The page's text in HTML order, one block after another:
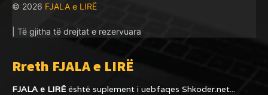
© 2026 FJALA e LIRË
| Të gjitha të drejtat e rezervuara
Rreth FJALA e LIRË
FJALA e LIRËështë suplement i uebfaqes Shkoder.net...